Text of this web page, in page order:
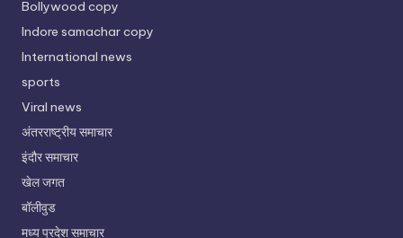
Bollywood copy
Indore samachar copy
International news
sports
Viral news
अंतरराष्ट्रीय समाचार
इंदौर समाचार
खेल जगत
बॉलीवुड
मध्य प्रदेश समाचार